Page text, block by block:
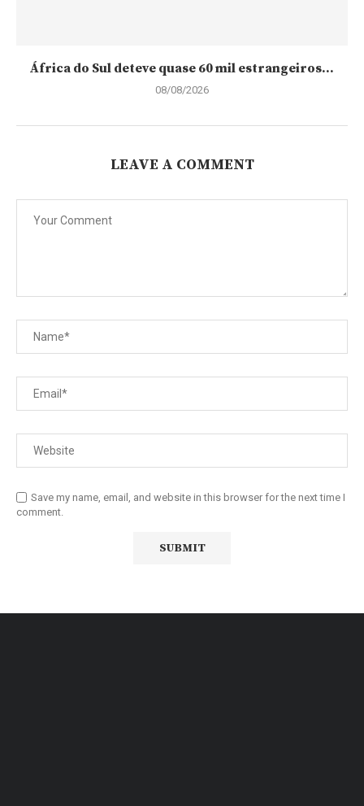
África do Sul deteve quase 60 mil estrangeiros...
08/08/2026
LEAVE A COMMENT
Save my name, email, and website in this browser for the next time I
comment.